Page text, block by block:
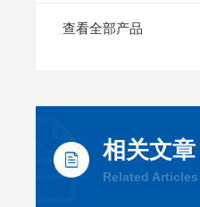
查看全部产品
相关文章
Related Articles